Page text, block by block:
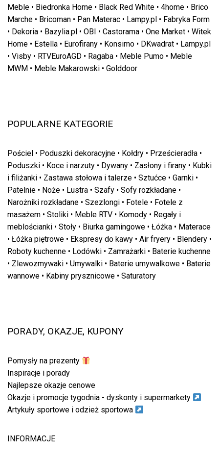
Meble • Biedronka Home • Black Red White • 4home • Brico
Marche • Bricoman • Pan Materac • Lampy.pl • Fabryka Form
• Dekoria • Bazylia.pl • OBI • Castorama • One Market • Witek
Home • Estella • Eurofirany • Konsimo • DKwadrat • Lampy.pl
• Visby • RTVEuroAGD • Ragaba • Meble Pumo • Meble
MWM • Meble Makarowski • Golddoor
POPULARNE KATEGORIE
Pościel • Poduszki dekoracyjne • Kołdry • Prześcieradła •
Poduszki • Koce i narzuty • Dywany • Zasłony i firany • Kubki
i filiżanki • Zastawa stołowa i talerze • Sztućce • Garnki •
Patelnie • Noże • Lustra • Szafy • Sofy rozkładane •
Narożniki rozkładane • Szezlongi • Fotele • Fotele z
masażem • Stoliki • Meble RTV • Komody • Regały i
meblościanki • Stoły • Biurka gamingowe • Łóżka • Materace
• Łóżka piętrowe • Ekspresy do kawy • Air fryery • Blendery •
Roboty kuchenne • Lodówki • Zamrażarki • Baterie kuchenne
• Zlewozmywaki • Umywalki • Baterie umywalkowe • Baterie
wannowe • Kabiny prysznicowe • Saturatory
PORADY, OKAZJE, KUPONY
Pomysły na prezenty
Inspiracje i porady
Najlepsze okazje cenowe
Okazje i promocje tygodnia - dyskonty i supermarkety
Artykuły sportowe i odzież sportowa
INFORMACJE